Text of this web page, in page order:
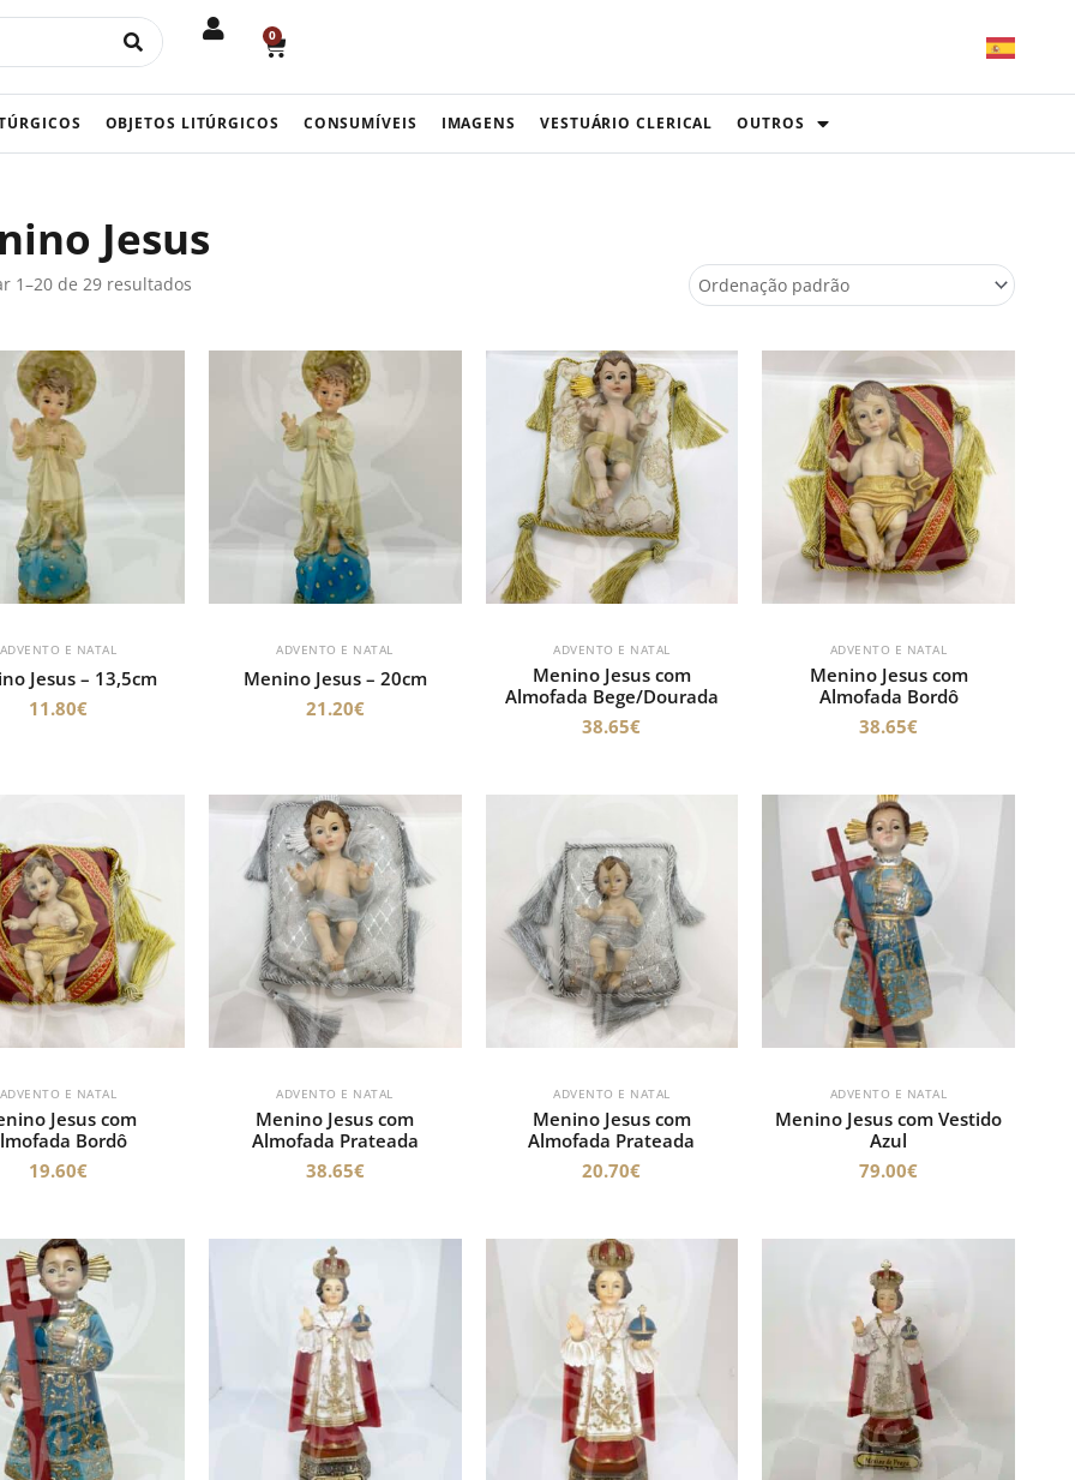
0
CART
OBJETOS LITÚRGICOS CONSUMÍVEIS IMAGENS VESTUÁRIO CLERICAL OUTROS
Jesus
1–20 de 29 resultados
ADVENTO E NATAL
Jesus – 13,5cm
11.80€
ADVENTO E NATAL
Menino Jesus – 20cm
21.20€
ADVENTO E NATAL
Menino Jesus com
Almofada Bege/Dourada
38.65€
ADVENTO E NATAL
Menino Jesus com
Almofada Bordô
38.65€
ADVENTO E NATAL
Jesus com
Bordô
19.60€
ADVENTO E NATAL
Menino Jesus com
Almofada Prateada
38.65€
ADVENTO E NATAL
Menino Jesus com
Almofada Prateada
20.70€
ADVENTO E NATAL
Menino Jesus com Vestido
Azul
79.00€